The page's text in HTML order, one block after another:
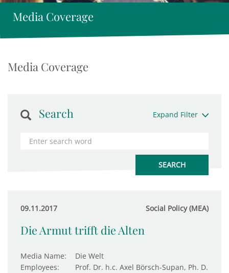
Media Coverage
Media Coverage
Search Expand Filter
09.11.2017 Social Policy (MEA)
Die Armut trifft die Alten
Media Name:
Die Welt
Employees:
Prof. Dr. h.c. Axel Börsch-Supan, Ph. D.